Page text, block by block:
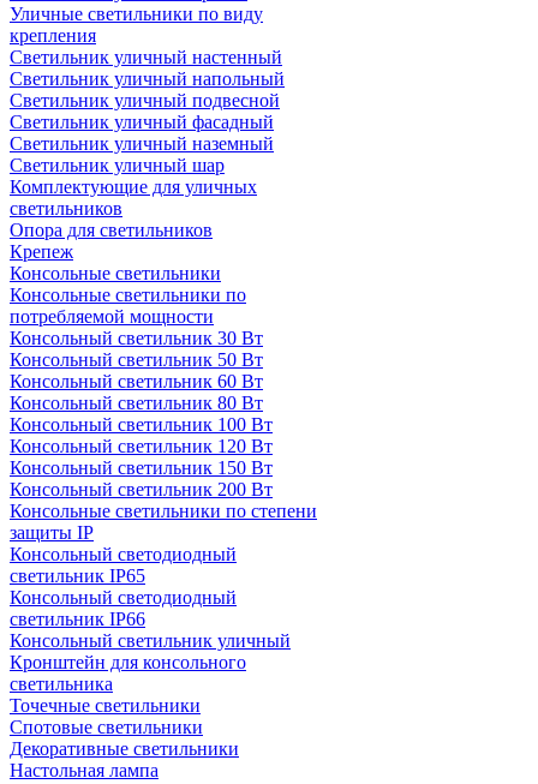
Уличные светильники по виду
крепления
Светильник уличный настенный
Светильник уличный напольный
Светильник уличный подвесной
Светильник уличный фасадный
Светильник уличный наземный
Cветильник уличный шар
Комплектующие для уличных
светильников
Опора для светильников
Крепеж
Консольные светильники
Консольные светильники по
потребляемой мощности
Консольный светильник 30 Вт
Консольный светильник 50 Вт
Консольный светильник 60 Вт
Консольный светильник 80 Вт
Консольный светильник 100 Вт
Консольный светильник 120 Вт
Консольный светильник 150 Вт
Консольный светильник 200 Вт
Консольные светильники по степени
защиты IP
Консольный светодиодный
светильник IP65
Консольный светодиодный
светильник IP66
Консольный светильник уличный
Кронштейн для консольного
светильника
Точечные светильники
Спотовые светильники
Декоративные светильники
Настольная лампа